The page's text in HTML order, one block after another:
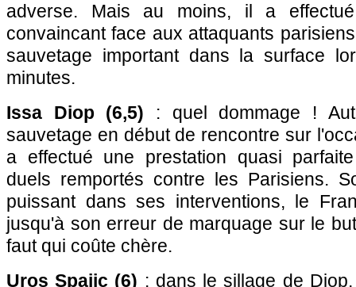
adverse. Mais au moins, il a
convaincant face aux attaquants
sauvetage important dans la surface
minutes.
Issa Diop (6,5) : quel dommage !
sauvetage en début de rencontre sur
a effectué une prestation quasi
duels remportés contre les Parisiens.
puissant dans ses interventions, le
jusqu'à son erreur de marquage sur le
faut qui coûte chère.
Uros Spajic (6) : dans le sillage de